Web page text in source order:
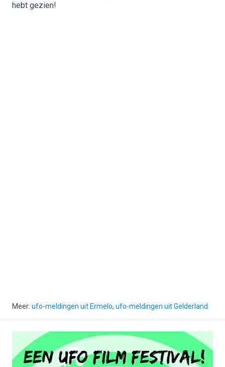
hebt gezien!
Meer: ufo-meldingen uit Ermelo, ufo-meldingen uit Gelderland